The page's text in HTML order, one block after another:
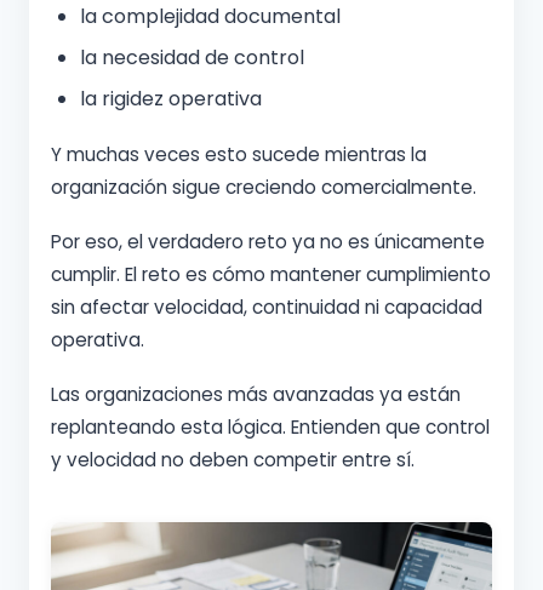
la complejidad documental
la necesidad de control
la rigidez operativa
Y muchas veces esto sucede mientras la
organización sigue creciendo comercialmente.
Por eso, el verdadero reto ya no es únicamente
cumplir. El reto es cómo mantener cumplimiento
sin afectar velocidad, continuidad ni capacidad
operativa.
Las organizaciones más avanzadas ya están
replanteando esta lógica. Entienden que control
y velocidad no deben competir entre sí.